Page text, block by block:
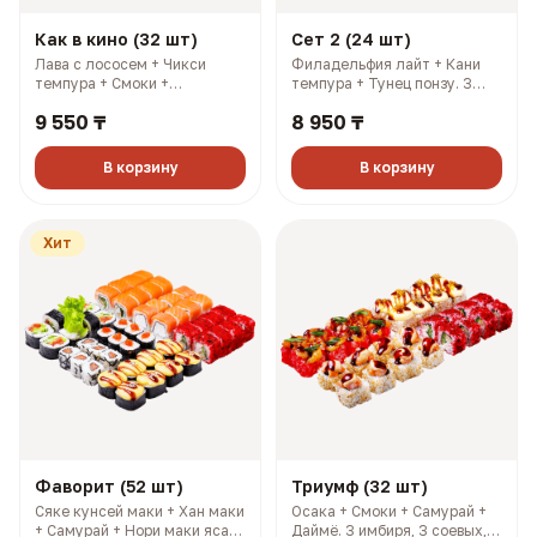
Как в кино (32 шт)
Лава с лососем + Чикси
темпура + Смоки +
имбиря, 3 соевых, 3 палочки,
ккал)
9 550 ₸
В корзину
Сет 2 (24 шт)
Филадельфия лайт + Кани
темпура + Тунец понзу. 3
3 васаби (927 гр, 2108 ккал)
8 950 ₸
В корзину
Хит
Фаворит (52 шт)
Сяке кунсей маки + Хан маки
+ Самурай + Нори маки ясай
Триумф (32 шт)
Осака + Смоки + Самурай +
Даймё. 3 имбиря, 3 соевых, 3